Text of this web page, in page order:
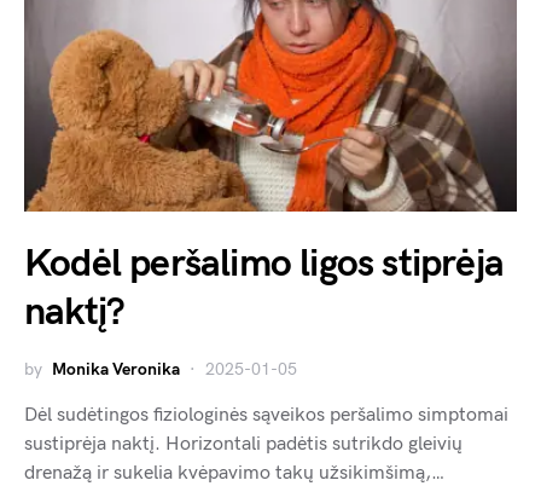
Kodėl peršalimo ligos stiprėja
naktį?
by Monika Veronika 2025-01-05
Dėl sudėtingos fiziologinės sąveikos peršalimo simptomai
sustiprėja naktį. Horizontali padėtis sutrikdo gleivių
drenažą ir sukelia kvėpavimo takų užsikimšimą,…